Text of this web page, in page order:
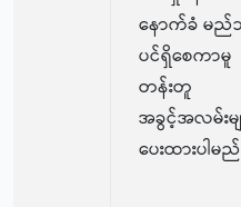
နောက်ခံ မ
ပင်ရှိစေကာမူ
တန်းတူ
အခွင့်အလမ်းမျ
ပေးထားပါမ